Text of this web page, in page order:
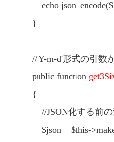
echo
}
//'Y-m-d'形式の引数
public function
{
//JSON化する前の
$json = $this-